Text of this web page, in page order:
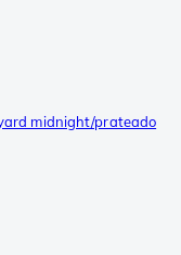
midnight/prateado